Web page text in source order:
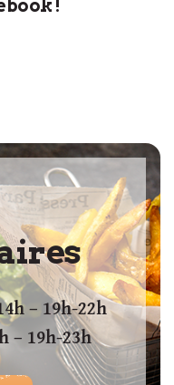
!
– 19h-22h
– 19h-23h